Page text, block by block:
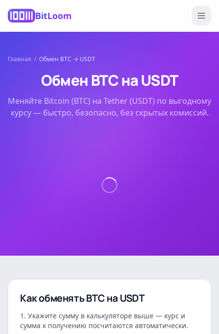
BitLoom
Главная / Обмен BTC → USDT
Обмен BTCнаUSDT
Меняйте Bitcoin (BTC) на Tether (USDT) по выгодному
курсу — быстро, безопасно, без скрытых комиссий.
Как обменятьBTCнаUSDT
Укажите сумму в калькуляторе выше — курс и
сумма к получению посчитаются автоматически.